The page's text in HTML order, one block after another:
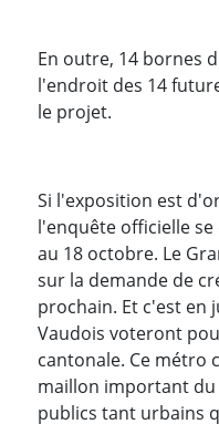
En outre, 14 bornes
l'endroit des 14
le projet.
Si l'exposition est
l'enquête officielle
au 18 octobre. Le
sur la demande de
prochain. Et c'est en
Vaudois voteront
cantonale. Ce métro
maillon important
publics tant urbains